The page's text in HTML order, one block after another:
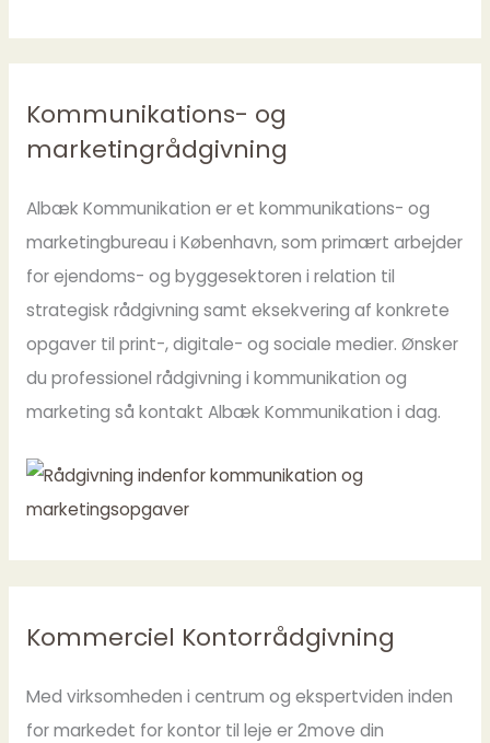
Kommunikations- og
marketingrådgivning
Albæk Kommunikation er et kommunikations- og
marketingbureau i København, som primært arbejder
for ejendoms- og byggesektoren i relation til
strategisk rådgivning samt eksekvering af konkrete
opgaver til print-, digitale- og sociale medier. Ønsker
du professionel rådgivning i kommunikation og
marketing så kontakt Albæk Kommunikation i dag.
Kommerciel Kontorrådgivning
Med virksomheden i centrum og ekspertviden inden
for markedet for kontor til leje er 2move din